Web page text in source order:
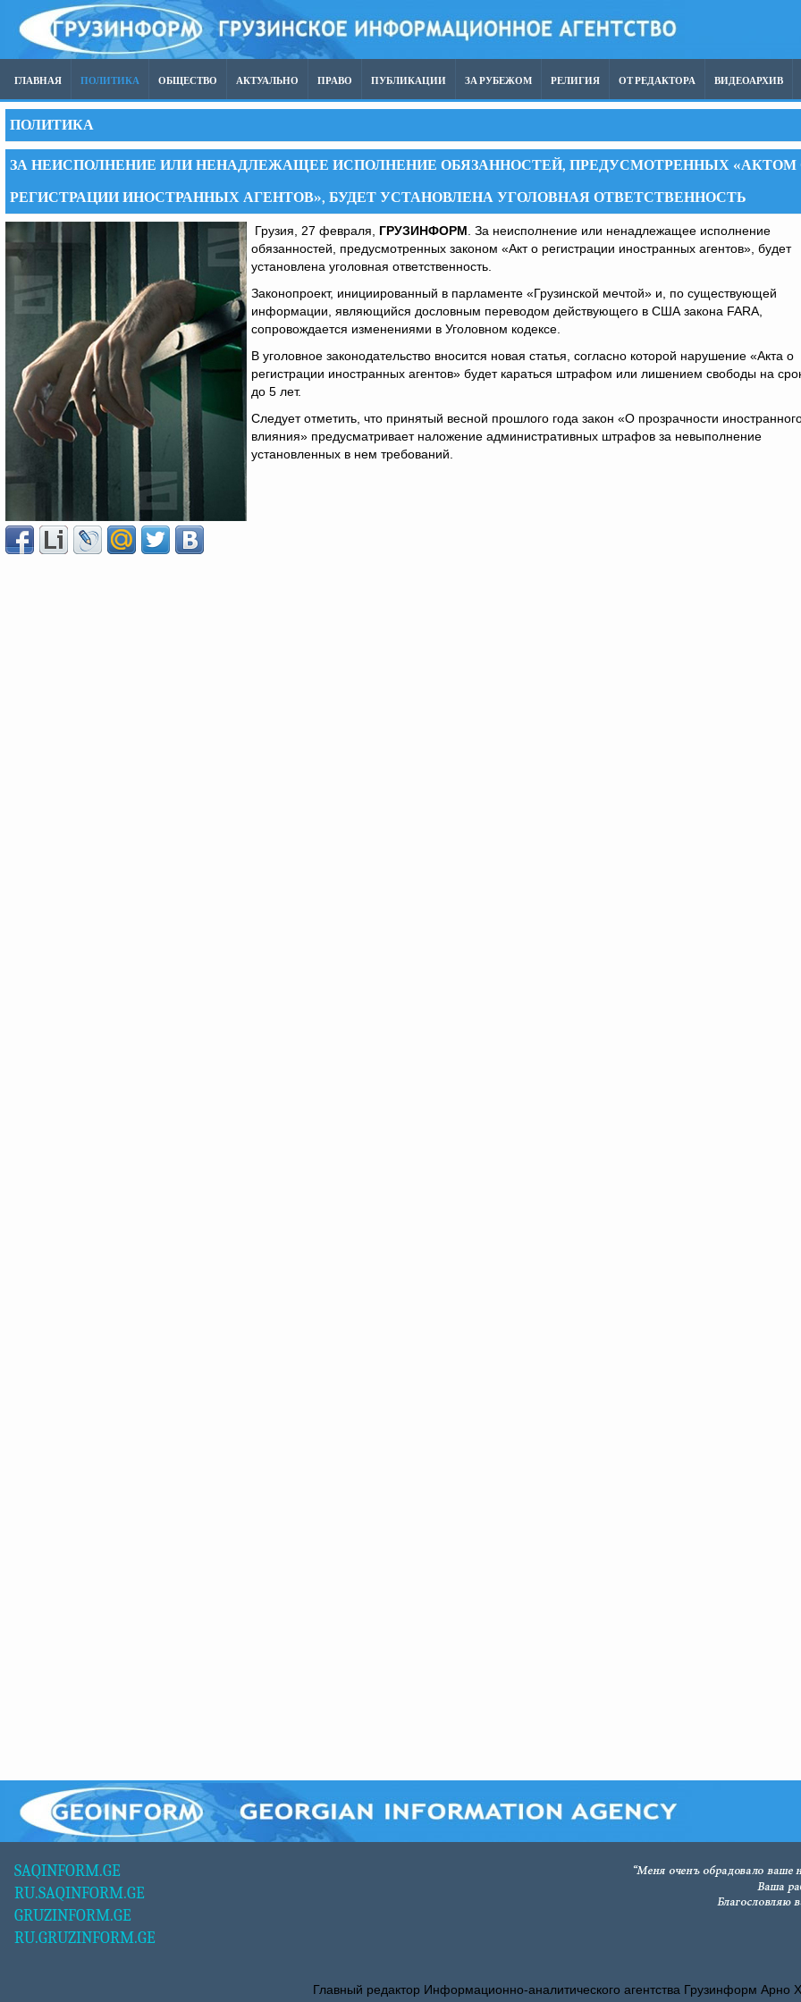
ГЛАВНАЯ ПОЛИТИКА ОБЩЕСТВО АКТУАЛЬНО ПРАВО ПУБЛИКАЦИИ ЗА РУБЕЖОМ РЕЛИГИЯ ОТ РЕДАКТОРА ВИДЕОАРХИВ
ПОЛИТИКА
ЗА НЕИСПОЛНЕНИЕ ИЛИ НЕНАДЛЕЖАЩЕЕ ИСПОЛНЕНИЕ ОБЯЗАННОСТЕЙ, ПРЕДУСМОТРЕННЫХ «АКТОМ
РЕГИСТРАЦИИ ИНОСТРАННЫХ АГЕНТОВ», БУДЕТ УСТАНОВЛЕНА УГОЛОВНАЯ ОТВЕТСТВЕННОСТЬ
Грузия, 27 февраля, ГРУЗИНФОРМ . За неисполнение или ненадлежащее исполнение
обязанностей, предусмотренных законом «Акт о регистрации иностранных агентов», будет
установлена ​​уголовная ответственность.
Законопроект, инициированный в парламенте «Грузинской мечтой» и, по существующей
информации, являющийся дословным переводом действующего в США закона FARA,
сопровождается изменениями в Уголовном кодексе.
В уголовное законодательство вносится новая статья, согласно которой нарушение «Акта о
регистрации иностранных агентов» будет караться штрафом или лишением свободы на
до 5 лет.
Следует отметить, что принятый весной прошлого года закон «О прозрачности
влияния» предусматривает наложение административных штрафов за невыполнение
установленных в нем требований.
SAQINFORM.GE
RU.SAQINFORM.GE
GRUZINFORM.GE
RU.GRUZINFORM.GE
Главный редактор Информационно-аналитического агентства Грузинформ Арно